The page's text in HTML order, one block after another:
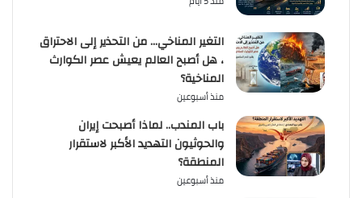
التغير المناخي… من التحذير إلى الاحتراق
، هل أصبح العالم يعيش عصر الكوارث
المناخية؟
منذ أسبوعين
باب المندب.. لماذا أصبحت إيران
والحوثيون التهديد الأكبر لاستقرار
المنطقة؟
منذ أسبوعين